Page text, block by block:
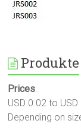
Produkte
Prices:
USD 0.02 to USD
Depending on